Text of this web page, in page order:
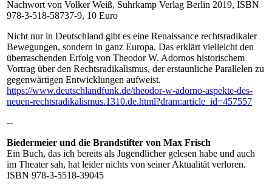
Nachwort von Volker Weiß, Suhrkamp Verlag Berlin 2019, ISBN
978-3-518-58737-9, 10 Euro
Nicht nur in Deutschland gibt es eine Renaissance rechtsradikaler
Bewegungen, sondern in ganz Europa. Das erklärt vielleicht den
überraschenden Erfolg von Theodor W. Adornos historischem
Vortrag über den Rechtsradikalismus, der erstaunliche Parallelen zu
gegenwärtigen Entwicklungen aufweist.
https://www.deutschlandfunk.de/theodor-w-adorno-aspekte-des-
neuen-rechtsradikalismus.1310.de.html?dram:article_id=457557
--
Biedermeier und die Brandstifter von Max Frisch
Ein Buch, das ich bereits als Jugendlicher gelesen habe und auch
im Theater sah, hat leider nichts von seiner Aktualität verloren.
ISBN 978-3-5518-39045